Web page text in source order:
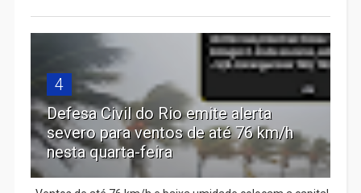
4
Defesa Civil do Rio emite alerta
severo para ventos de até 76 km/h
nesta quarta-feira